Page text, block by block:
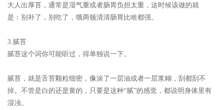
大人出厚苔，通常是湿气重或者肠胃负担太重，这时候该做的就
是：别补了，别吃了，饿两顿清清肠胃比啥都强。
3.腻苔
腻苔这个词你可能听过，得单独说一下。
腻苔，就是舌苔颗粒细密，像涂了一层油或者一层浆糊，刮都刮不
掉。不管是白的还是黄的，只要是这种“腻”的感觉，都说明身体里有
湿浊。